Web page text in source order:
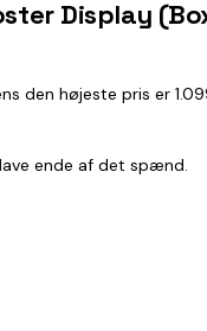
Display
den højeste pris er
ende af det spænd.